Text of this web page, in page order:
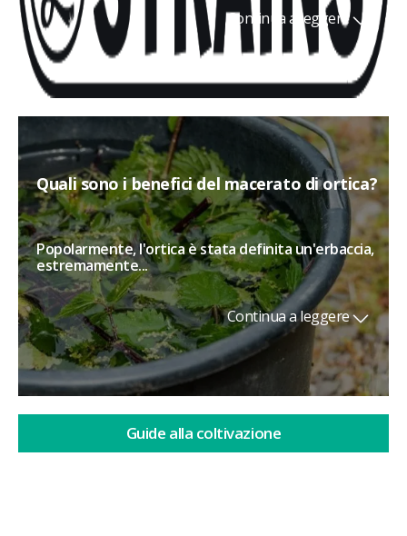
Continua a leggere
Quali sono i benefici del macerato di ortica?
Popolarmente, l'ortica è stata definita un'erbaccia,
estremamente...
Continua a leggere
Guide alla coltivazione